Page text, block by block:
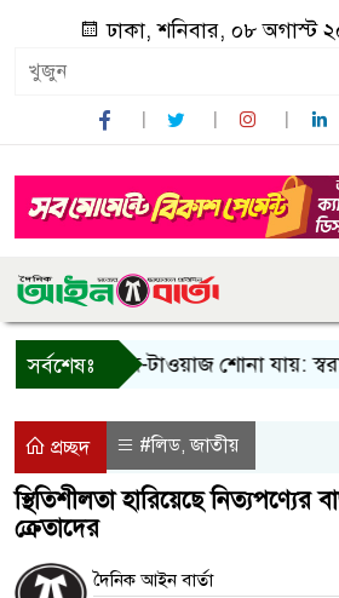
ঢাকা, শনিবার, ০৮ অগাস্ট
সর্বশেষঃ
আওয়াজ-টাওয়াজ শোনা যায়:
প্রচ্ছদ #লিড,জাতীয়
স্থিতিশীলতা হারিয়েছে নিত্যপণ্যের
ক্রেতাদের
দৈনিক আইন বার্তা